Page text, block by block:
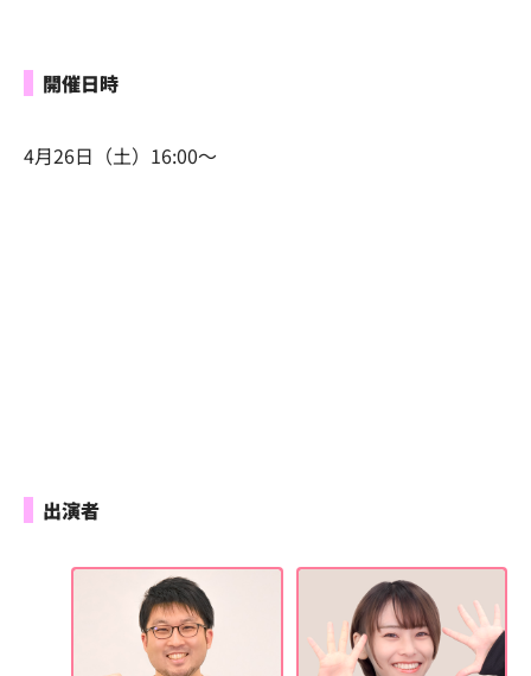
開催日時
4月26日（土）16:00～
出演者